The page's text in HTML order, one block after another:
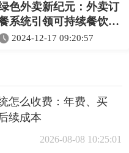
色外卖新纪元：外卖订
系统引领可持续餐饮消
2024-12-17 09:20:57
怎么收费：年费、买
续成本
2026-08-08 10:25:01